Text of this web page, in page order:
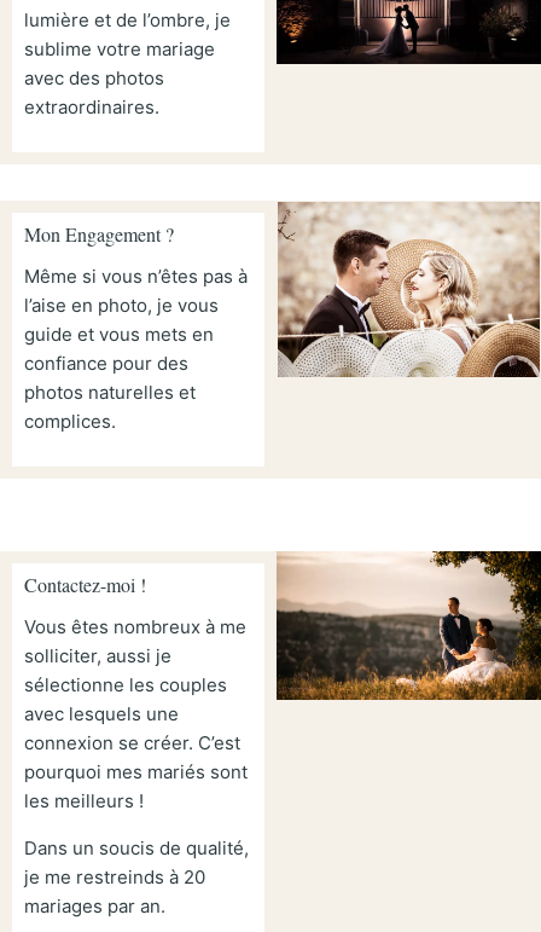
lumière et de l’ombre, je
sublime votre mariage
avec des photos
extraordinaires.
Mon Engagement ?
Même si vous n’êtes pas à
l’aise en photo, je vous
guide et vous mets en
confiance pour des
photos naturelles et
complices.
Contactez-moi !
Vous êtes nombreux à me
solliciter, aussi je
sélectionne les couples
avec lesquels une
connexion se créer. C’est
pourquoi mes mariés sont
les meilleurs !
Dans un soucis de qualité,
je me restreinds à 20
mariages par an.